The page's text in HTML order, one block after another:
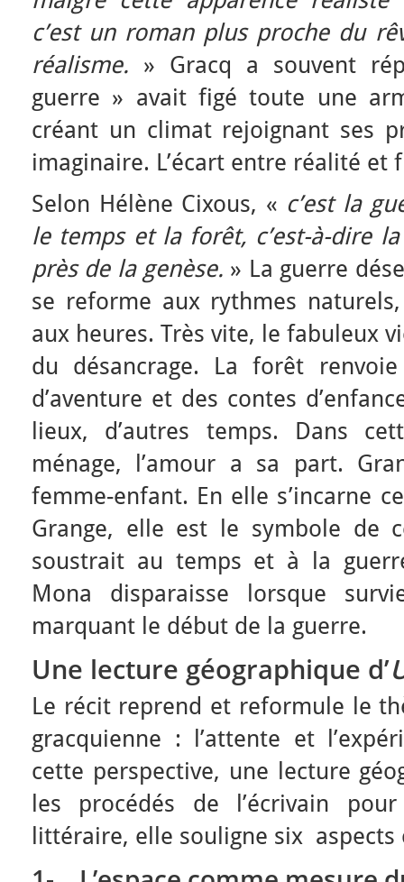
c’est un roman plus proche du
réalisme. » Gracq a souvent
guerre » avait figé toute une
créant un climat rejoignant ses
imaginaire. L’écart entre réalité
Selon Hélène Cixous, « c’est la
le temps et la forêt, c’est-à-dire
près de la genèse. » La guerre
se reforme aux rythmes
aux heures. Très vite, le fabuleux
du désancrage. La forêt
d’aventure et des contes
lieux, d’autres temps. Dans
ménage, l’amour a sa part.
femme-enfant. En elle s’incarne
Grange, elle est le symbole de
soustrait au temps et à la
Mona disparaisse lorsque
marquant le début de la guerre.
Une lecture géographique d’
Le récit reprend et reformule le
gracquienne : l’attente et
cette perspective, une lecture
les procédés de l’écrivain
littéraire, elle souligne six aspects